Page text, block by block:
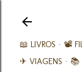
📖 LIVROS 📽️
✈ VIAGENS
📚︎